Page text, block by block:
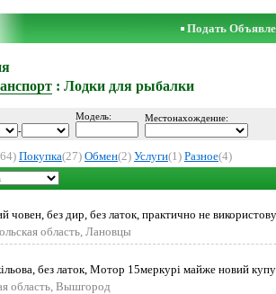
Подать
: Лодки для рыбалки
-
Модель: Местонахождение:
Покупка(27) Обмен(2) Услуги(1) Разное(4)
човен, без дир, без латок, практично не
область, Лановцы
без латок, Мотор 15меркурі майже новий
область, Вышгород